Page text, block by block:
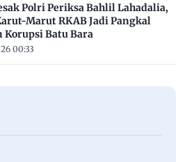
Polri Periksa Bahlil Lahadalia,
Marut RKAB Jadi Pangkal
Korupsi Batu Bara
00:33